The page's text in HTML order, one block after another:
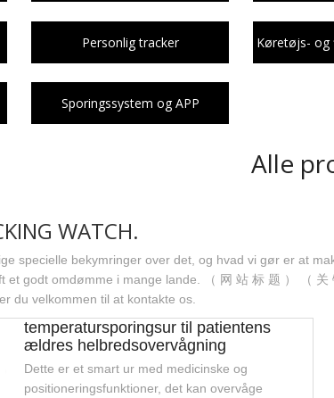
Indendørs UWB
Sporingssystem og APP
Service Robot
Personlig tracker Køretøjs- og
Sporingssystem og APP
Alle
WATCH.
specielle bekymringer over det, og hvad vi gør er at
et godt omdømme i mange lande. （ 网 站 标 题 ） （
du velkommen til at kontakte os.
temperatursporingsur til patientens
ældres helbredsovervågning
Dette er et smart ur med medicinske og
positioneringsfunktioner, det kan overvåge